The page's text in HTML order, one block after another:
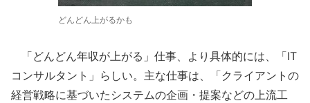
どんどん上がるかも
「どんどん年収が上がる」仕事、より具体的には、「IT
コンサルタント」らしい。主な仕事は、「クライアントの
経営戦略に基づいたシステムの企画・提案などの上流工